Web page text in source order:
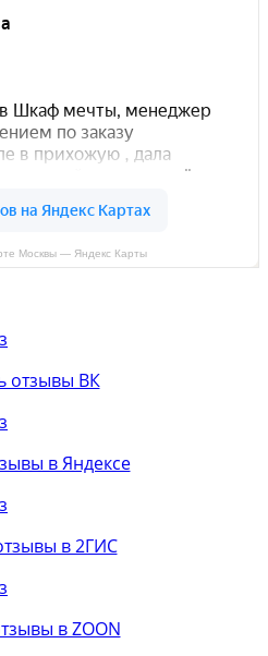
Москвы — Яндекс Карты
отзывы ВК
в Яндексе
в 2ГИС
в ZOON